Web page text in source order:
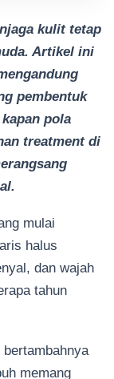
kulit tetap
Artikel ini
pembentuk
pola
treatment di
mulai
halus
dan wajah
tahun
memang